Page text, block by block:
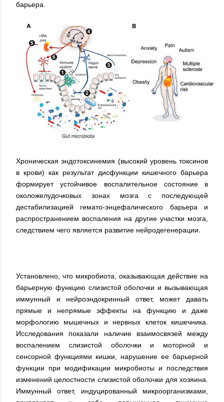
барьера.
Хроническая эндотоксинемия (высокий уровень токсинов
в крови) как результат дисфункции кишечного барьера
формирует устойчивое воспалительное состояние в
околожелудочковых зонах мозга с последующей
дестабилизацией гемато-энцефалического барьера и
распространением воспаления на другие участки мозга,
следствием чего является развитие нейродегенерации.
Установлено, что микробиота, оказывающая действие на
барьерную функцию слизистой оболочки и вызывающая
иммунный и нейроэндокринный ответ, может давать
прямые и непрямые эффекты на функцию и даже
морфологию мышечных и нервных клеток кишечника.
Исследования показали наличие взаимосвязей между
воспалением слизистой оболочки и моторной и
сенсорной функциями кишки, нарушение ее барьерной
функции при модификации микробиоты и последствия
изменений целостности слизистой оболочки для хозяина.
Иммунный ответ, индуцированный микроорганизмами,